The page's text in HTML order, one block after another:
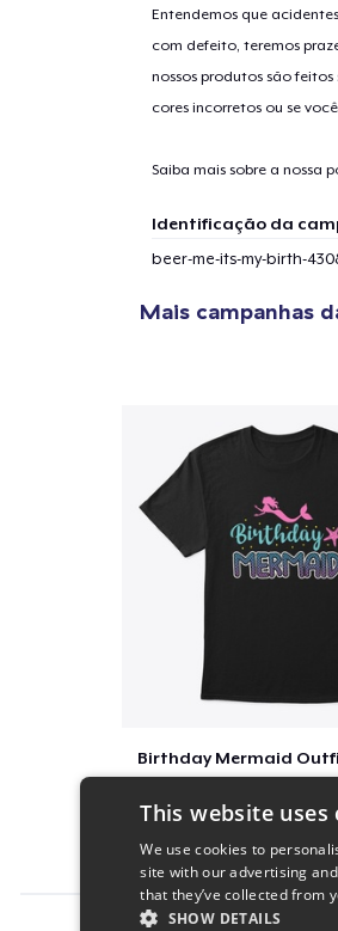
Entendemos que
com defeito, teremos
nossos produtos são
cores incorretos ou se
Saiba mais sobre a nossa
Identificação da
beer-me-its-my-birth-
Mais campanhas
Birthday Mermaid
This website uses
We use cookies to
site with our advertising
that they’ve collected from
SHOW DETAILS